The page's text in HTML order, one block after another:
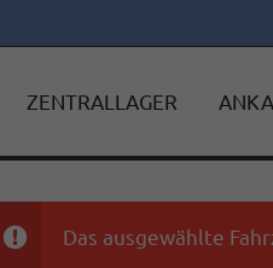
ZENTRALLAGER
Das ausgewählte